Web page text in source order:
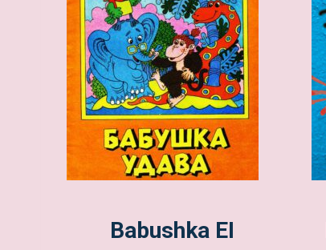
Babushka EI